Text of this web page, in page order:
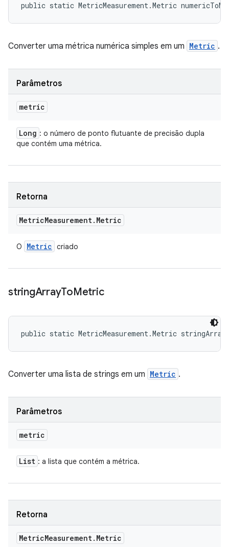
public static MetricMeasurement.Metric
Converter uma métrica numérica simples em um Metric .
Parâmetros
metric
Long : o número de ponto flutuante de precisão dupla
que contém uma métrica.
Retorna
MetricMeasurement. Metric
O Metric criado
stringArrayToMetric
public static MetricMeasurement.Metric
Converter uma lista de strings em um Metric .
Parâmetros
metric
List : a lista que contém a métrica.
Retorna
MetricMeasurement. Metric